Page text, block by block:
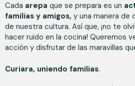
Cada arepa que se prepara es un
familias y amigos, y una manera de
de nuestra cultura. Así que, ¡no te
hacer ruido en la cocina! Queremos
acción y disfrutar de las maravillas
Curiara, uniendo familias.